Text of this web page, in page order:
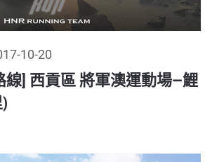
10-20
線] 西貢區 將軍澳運動場—鯉